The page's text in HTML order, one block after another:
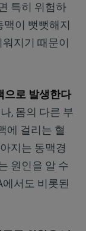
특히 위험하
맥이 뻣뻣해지
지기 때문이
으로 발생한다
, 몸의 다른 부
에 걸리는 혈
지는 동맥경
원인을 알 수
서도 비롯된